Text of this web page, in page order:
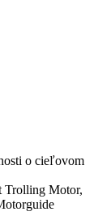
o cieľovom
Motor,